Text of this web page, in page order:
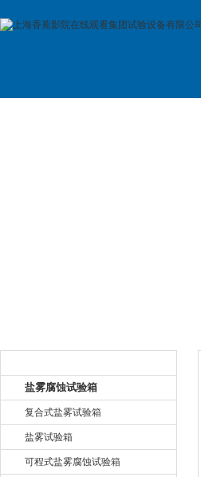
盐雾腐蚀试验箱
复合式盐雾试验箱
盐雾试验箱
可程式盐雾腐蚀试验箱